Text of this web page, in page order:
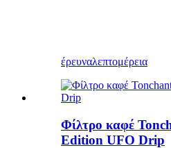
έρευναλεπτομέρεια
Φίλτρο καφέ
Edition UFO Drip